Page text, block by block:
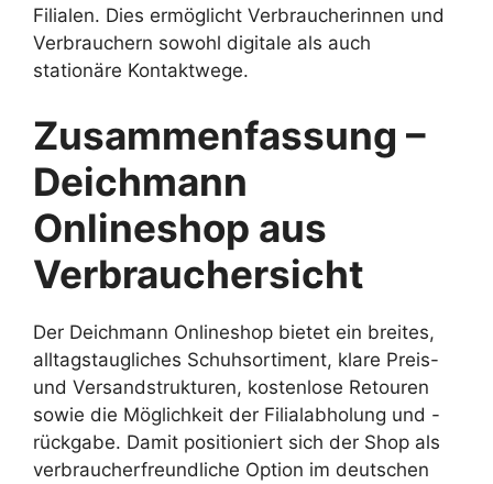
Filialen. Dies ermöglicht Verbraucherinnen und
Verbrauchern sowohl digitale als auch
stationäre Kontaktwege.
Zusammenfassung –
Deichmann
Onlineshop aus
Verbrauchersicht
Der Deichmann Onlineshop bietet ein breites,
alltagstaugliches Schuhsortiment, klare Preis-
und Versandstrukturen, kostenlose Retouren
sowie die Möglichkeit der Filialabholung und -
rückgabe. Damit positioniert sich der Shop als
verbraucherfreundliche Option im deutschen